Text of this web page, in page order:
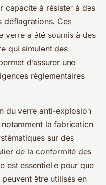
capacité à résister à des
déflagrations. Ces
verre a été soumis à des
qui simulent des
d’assurer une
réglementaires
du verre anti-explosion
la fabrication
sur des
de la conformité des
est essentielle pour que
être utilisés en